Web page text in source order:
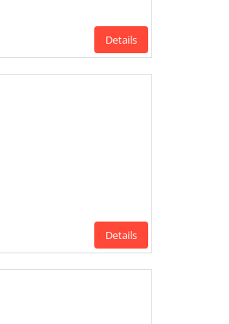
Details
Details